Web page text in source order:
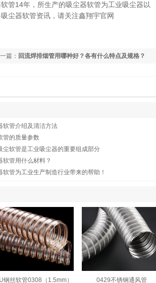
管14年，所生产的吸尘器软管为工业吸尘器以
尘器软管资讯，请关注鑫翔宇官网
篇： 回流焊排烟管用哪种好？各有什么特点及规格？
软管介绍及清洁方法
管的质量参数
尘软管是工业吸尘器的重要组成部分
软管用什么材料？
软管为工业生产制造行业带来的帮助！
钢丝软管0308（1.5mm） 0429不锈钢通风管